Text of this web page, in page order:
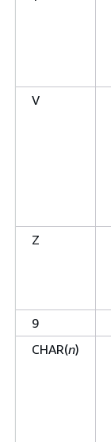
V
Z
9
CHAR(n)